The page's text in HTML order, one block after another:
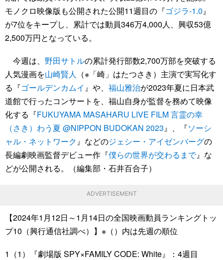
モノクロ映像版も公開された公開11週目の『ゴジラ-1.0』
が7位をキープし、累計では動員346万4,000人、興収53億
2,500万円となっている。
今週は、 野田サトルの累計発行部数2,700万部を突破する
人気漫画を山崎賢人 （※「崎」はたつさき）主演で実写化す
る『ゴールデンカムイ 』や、 福山雅治が2023年夏に日本武
道館で行ったコンサートを、福山自身が監督を務めて映像
化する『FUKUYAMA MASAHARU LIVE FILM 言霊の幸
（さき）わう夏 @NIPPON BUDOKAN 2023』、『ソーシ
ャル・ネットワーク』などのジェシー・アイゼンバーグの
長編劇映画監督デビュー作『僕らの世界が交わるまで』な
どが公開される。（編集部・石井百合子）
ADVERTISEMENT
【2024年1月12日～1月14日の全国映画動員ランキングトッ
プ10（興行通信社調べ）】※（）内は先週の順位
1（1）『劇場版 SPY×FAMILY CODE: White』：4週目